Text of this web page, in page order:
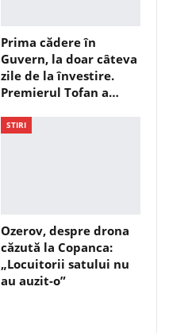
Prima cădere în
Guvern, la doar câteva
zile de la învestire.
Premierul Tofan a…
STIRI
Ozerov, despre drona
căzută la Copanca:
„Locuitorii satului nu
au auzit-o”